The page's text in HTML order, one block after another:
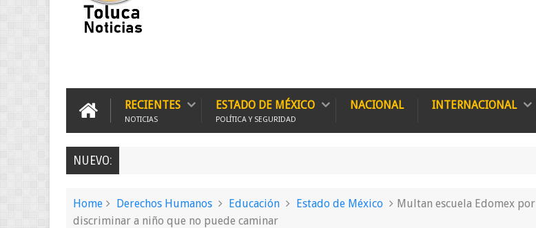
RECIENTES
NOTICIAS
ESTADO DE MÉXICO
POLÍTICA Y SEGURIDAD
NACIONAL INTERNACIONAL
NUEVO:
Home Derechos Humanos Educación Estado de México
Multan escuela Edomex por
discriminar a niño que no puede caminar